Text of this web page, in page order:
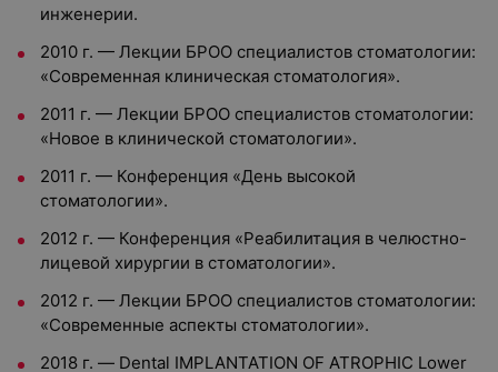
инженерии.
2010 г. — Лекции БРОО специалистов стоматологии:
«Современная клиническая стоматология».
2011 г. — Лекции БРОО специалистов стоматологии:
«Новое в клинической стоматологии».
2011 г. — Конференция «День высокой
стоматологии».
2012 г. — Конференция «Реабилитация в челюстно-
лицевой хирургии в стоматологии».
2012 г. — Лекции БРОО специалистов стоматологии:
«Современные аспекты стоматологии».
2018 г. — Dental IMPLANTATION OF ATROPHIC Lower